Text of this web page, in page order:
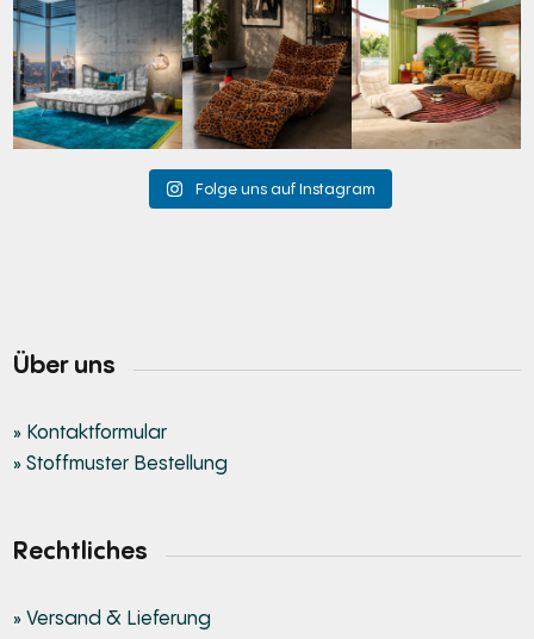
Cloud 7 – nicht nur zum
Sitzen, sondern auch
zum ...
144 3
A bold statement. A
quiet retreat.
Mit unserem...
198 4
Take a walk on the wild
side. 🐆
Anlässlich...
104 1
Folge uns auf Instagram
Über uns
» Kontaktformular
» Stoffmuster Bestellung
Rechtliches
» Versand & Lieferung